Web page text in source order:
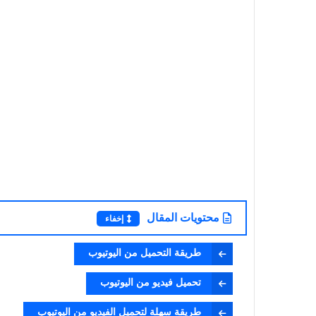
محتويات المقال إخفاء
طريقة التحميل من اليوتيوب
تحميل فيديو من اليوتيوب
طريقة سهلة لتحميل الفيديو من اليوتيوب